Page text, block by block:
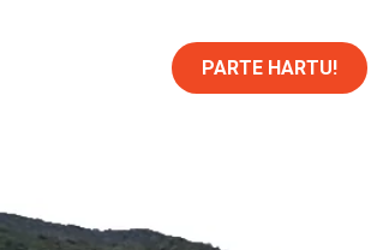
PARTE HARTU!